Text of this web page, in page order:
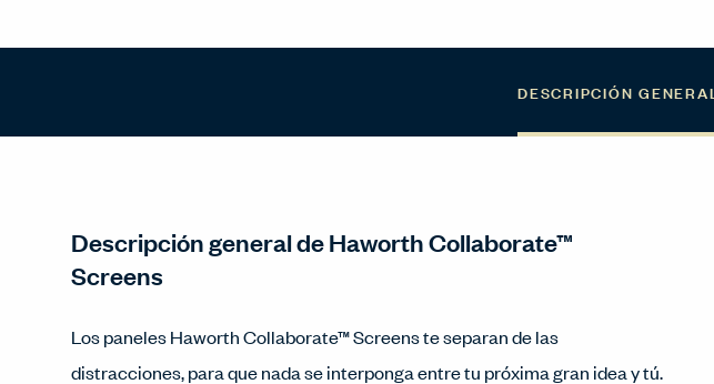
DESCRIPCIÓN GENERAL
Descripción general de Haworth Collaborate™
Screens
Los paneles Haworth Collaborate™ Screens te separan de las
distracciones, para que nada se interponga entre tu próxima gran idea y tú.